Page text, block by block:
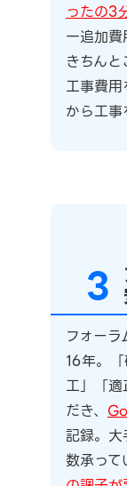
ったの3
一追加
きちん
工事費
から工事
3
フォー
16年。
工」「
だき、
記録。
数承って